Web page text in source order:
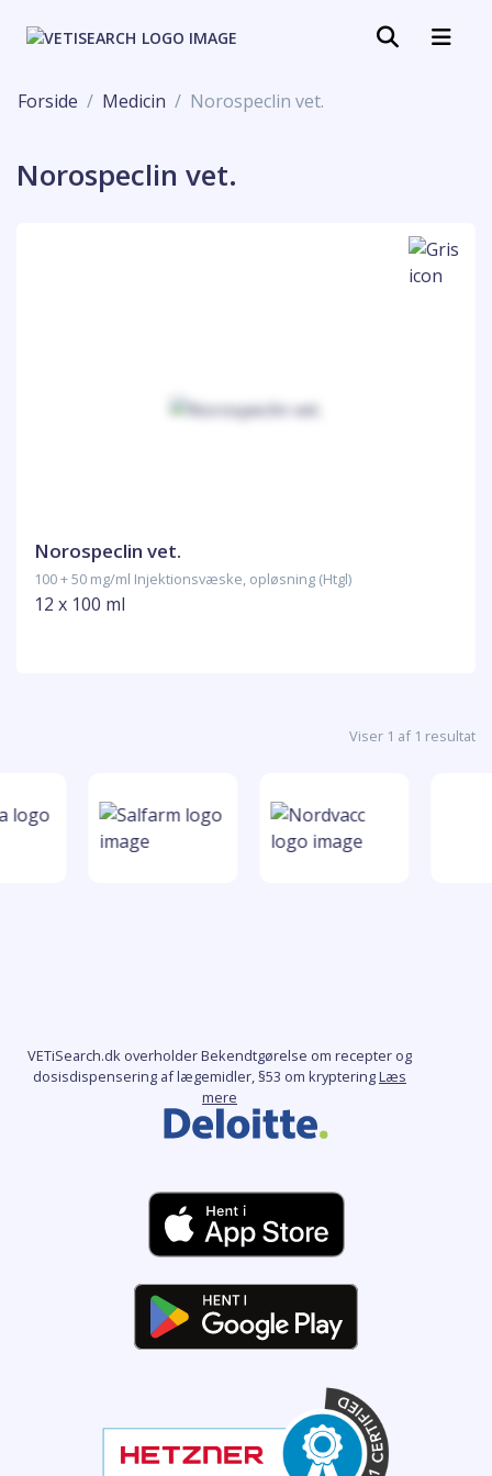
Forside Medicin Norospeclin vet.
Norospeclin vet.
Norospeclin vet.
100 + 50 mg/ml Injektionsvæske, opløsning (Htgl)
12 x 100 ml
Viser 1 af 1 resultat
VETiSearch.dk overholder Bekendtgørelse om recepter og
dosisdispensering af lægemidler, §53 om krypteringLæs
mere